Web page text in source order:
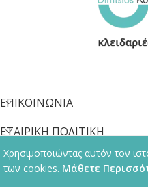
ΕΠΙΚΟΙΝΩΝΙΑ
ΕΤΑΙΡΙΚΗ ΠΟΛΙΤΙΚΗ
ΠΛΗΡΟΦΟΡΙΕΣ
© 2013 - 2026
Χρησιμοποιώντας αυτόν τον
των cookies. Μάθετε